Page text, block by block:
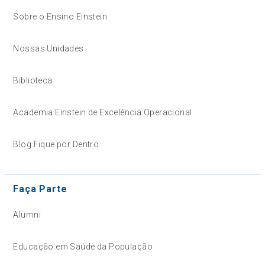
Sobre o Ensino Einstein
Nossas Unidades
Biblioteca
Academia Einstein de Excelência Operacional
Blog Fique por Dentro
Faça Parte
Alumni
Educação em Saúde da População